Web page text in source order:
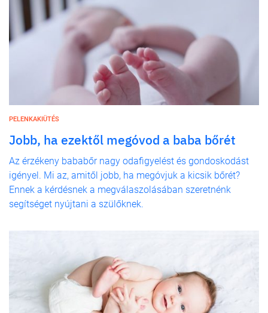
PELENKAKIÜTÉS
Jobb, ha ezektől megóvod a baba bőrét
Az érzékeny bababőr nagy odafigyelést és gondoskodást
igényel. Mi az, amitől jobb, ha megóvjuk a kicsik bőrét?
Ennek a kérdésnek a megválaszolásában szeretnénk
segítséget nyújtani a szülőknek.